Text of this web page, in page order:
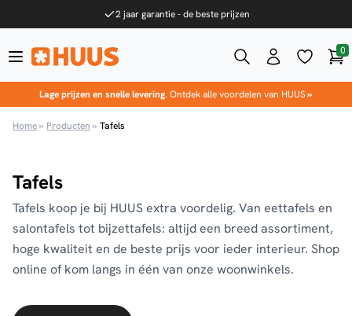
2 jaar garantie - de beste prijzen
0
Lage prijzen en snelle levering. Ontdek alle voordelen van HUUS»
Home» Producten » Tafels
Tafels
Tafels koop je bij HUUS extra voordelig. Van eettafels en
salontafels tot bijzettafels: altijd een breed assortiment,
hoge kwaliteit en de beste prijs voor ieder interieur. Shop
online of kom langs in één van onze woonwinkels.